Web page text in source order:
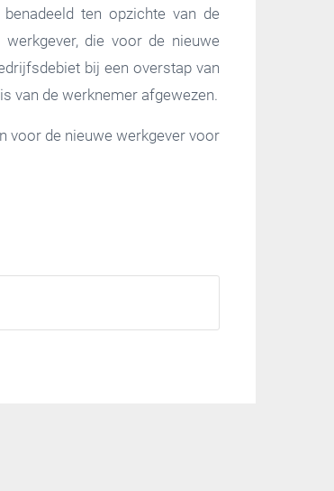
ten opzichte van de
die voor de nieuwe
bij een overstap van
van de werknemer afgewezen.
voor de nieuwe werkgever voor